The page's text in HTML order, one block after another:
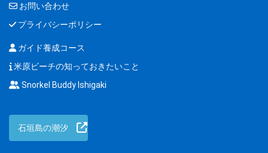
お問い合わせ
プライバシーポリシー
ガイド養成コース
米原ビーチの知っておきたいこと
Snorkel Buddy Ishigaki
石垣島の潮汐